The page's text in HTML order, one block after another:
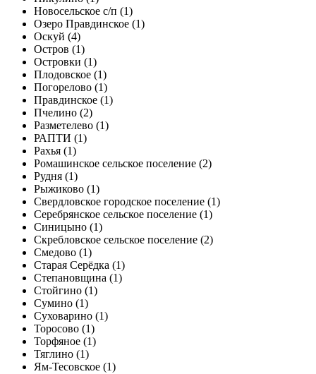
Новосельское с/п (1)
Озеро Правдинское (1)
Оскуй (4)
Остров (1)
Островки (1)
Плодовское (1)
Погорелово (1)
Правдинское (1)
Пчелино (2)
Разметелево (1)
РАПТИ (1)
Рахья (1)
Ромашинское сельское поселение (2)
Рудня (1)
Рыжиково (1)
Свердловское городское поселение (1)
Серебрянское сельское поселение (1)
Синицыно (1)
Скребловское сельское поселение (2)
Смедово (1)
Старая Серёдка (1)
Степановщина (1)
Стойгино (1)
Сумино (1)
Суховарино (1)
Торосово (1)
Торфяное (1)
Тяглино (1)
Ям-Тесовское (1)